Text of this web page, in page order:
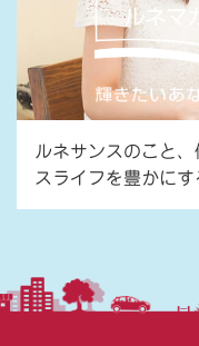
ルネサンスのこと
スライフを豊かにす